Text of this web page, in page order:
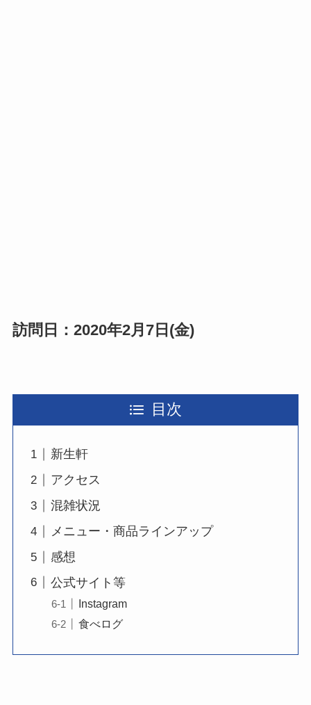
訪問日：2020年2月7日(金)
目次
新生軒
アクセス
混雑状況
メニュー・商品ラインアップ
感想
公式サイト等
Instagram
食べログ